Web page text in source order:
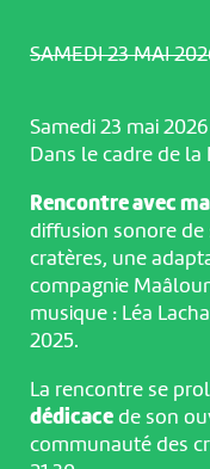
SAMEDI 23 MAI
Samedi 23 mai
Dans le cadre de la
Rencontre avec
diffusion sonore de
cratères, une
compagnie
musique : Léa
2025.
La rencontre se
dédicacede son
communauté des